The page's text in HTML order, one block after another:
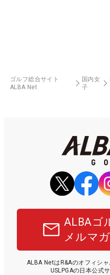
ゴルフ総合サイト
ALBA Net
国内女
子
ALBAゴ
メルマ
ALBA NetはR&Aのオフィシ
USLPGAの日本公式